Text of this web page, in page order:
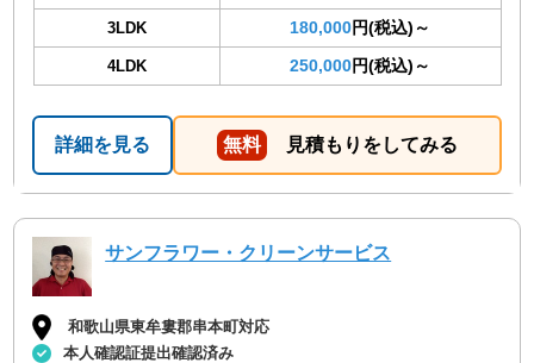
3LDK 180,000円(税込)～
4LDK 250,000円(税込)～
詳細を見る 無料 見積もりをしてみる
サンフラワー・クリーンサービス
和歌山県東牟婁郡串本町対応
本人確認証提出確認済み